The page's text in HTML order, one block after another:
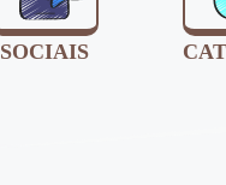
SOCIAIS